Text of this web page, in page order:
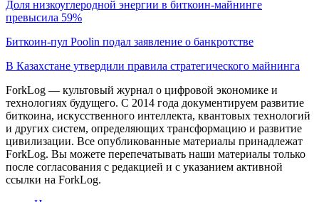
Доля низкоуглеродной энергии в биткоин-майнинге
превысила 59%
Биткоин-пул Poolin подал заявление о банкротстве
В Казахстане утвердили правила стратегического майнинга
ForkLog — культовый журнал о цифровой экономике и
технологиях будущего. С 2014 года документируем развитие
биткоина, искусственного интеллекта, квантовых технологий
и других систем, определяющих трансформацию и развитие
цивилизации. Все опубликованные материалы принадлежат
ForkLog. Вы можете перепечатывать наши материалы только
после согласования с редакцией и с указанием активной
ссылки на ForkLog.